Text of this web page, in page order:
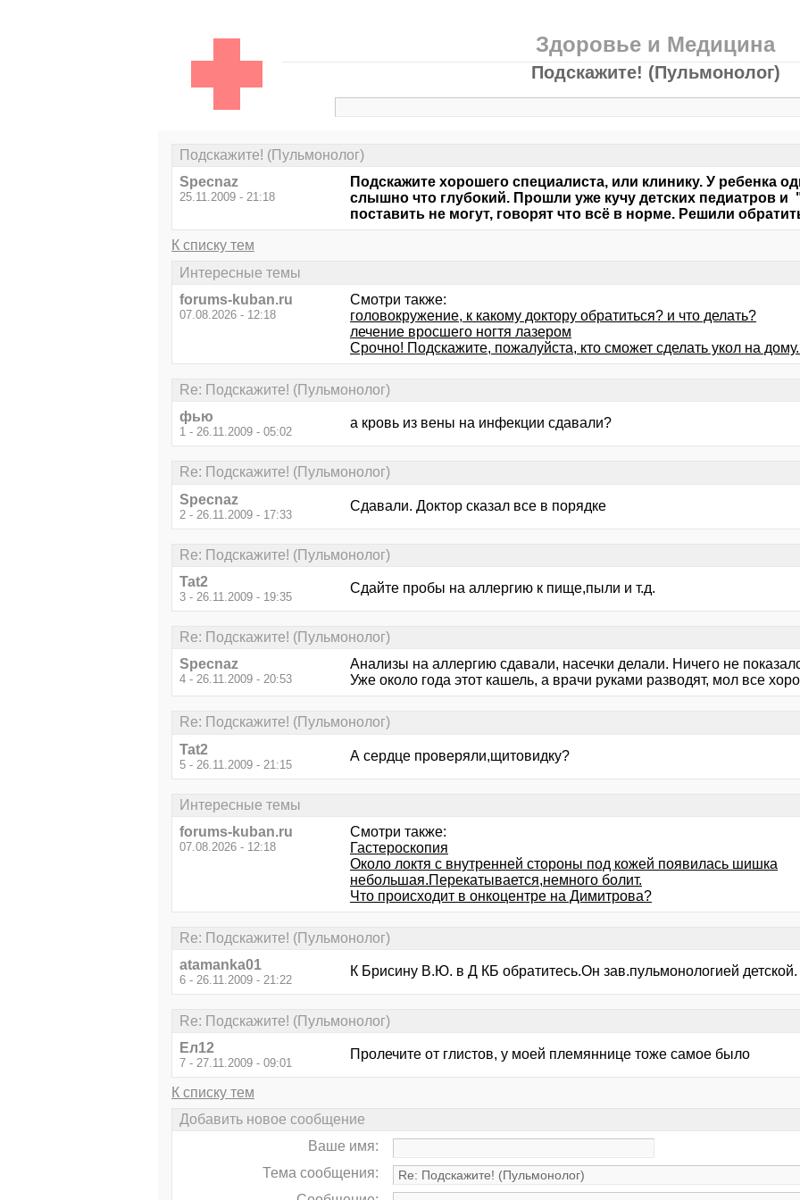
Здоровье и Медицина
Подскажите! (Пульмонолог)
Подскажите! (Пульмонолог)
Specnaz
25.11.2009 - 21:18
Подскажите хорошего специалиста, или клинику. У ребенка
слышно что глубокий. Прошли уже кучу детских педиатров и
поставить не могут, говорят что всё в норме. Решили
К списку тем
Интересные темы
forums-kuban.ru
07.08.2026 - 12:18
Смотри также:
головокружение, к какому доктору обратиться? и что делать?
лечение вросшего ногтя лазером
Срочно! Подскажите, пожалуйста, кто сможет сделать укол на
Re: Подскажите! (Пульмонолог)
фью
1 - 26.11.2009 - 05:02
а кровь из вены на инфекции сдавали?
Re: Подскажите! (Пульмонолог)
Specnaz
2 - 26.11.2009 - 17:33
Сдавали. Доктор сказал все в порядке
Re: Подскажите! (Пульмонолог)
Tat2
3 - 26.11.2009 - 19:35
Сдайте пробы на аллергию к пище,пыли и т.д.
Re: Подскажите! (Пульмонолог)
Specnaz
4 - 26.11.2009 - 20:53
Анализы на аллергию сдавали, насечки делали. Ничего не
Уже около года этот кашель, а врачи руками разводят, мол все
Re: Подскажите! (Пульмонолог)
Tat2
5 - 26.11.2009 - 21:15
А сердце проверяли,щитовидку?
Интересные темы
forums-kuban.ru
07.08.2026 - 12:18
Смотри также:
Гастероскопия
Около локтя с внутренней стороны под кожей появилась шишка
небольшая.Перекатывается,немного болит.
Что происходит в онкоцентре на Димитрова?
Re: Подскажите! (Пульмонолог)
atamanka01
6 - 26.11.2009 - 21:22
К Брисину В.Ю. в Д КБ обратитесь.Он зав.пульмонологией детской.
Re: Подскажите! (Пульмонолог)
Ел12
7 - 27.11.2009 - 09:01
Пролечите от глистов, у моей племяннице тоже самое было
К списку тем
Добавить новое сообщение
Ваше имя:
Тема сообщения: